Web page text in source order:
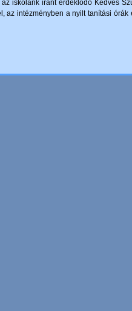
az iskolánk iránt érdeklődő Kedves
az intézményben a nyilt tanítási